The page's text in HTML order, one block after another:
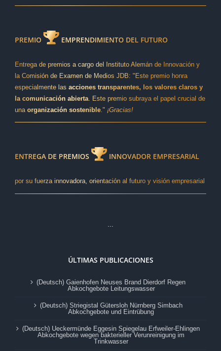
PREMIO EMPRENDIMIENTO DEL FUTURO
Entrega de premios a cargo del Instituto Alemán de Innovación y
la Comisión de Examen de Medios JDB: "Este premio honra
especialmente las acciones transparentes, los valores claros y
la comunicación abierta. Este premio subraya el papel crucial de
una organización sostenible." ¡Gracias!
ENTREGA DE PREMIOS INNOVADOR EMPRESARIAL
por su fuerza innovadora, orientación al futuro y visión empresarial
ÚLTIMAS PUBLICACIONES
(Deutsch) Gaienhofen Neuses Brand Dierdorf Regen
Abkochgebote Leitungswasser
(Deutsch) Striegistal Gütersloh Nürnberg Simbach
Abkochgebote und Eintrübung
(Deutsch) Ueckermünde Eggesin Spiegelau Erfweiler-Ehlingen
Abkochgebote wegen bakterieller Verunreinigung im
Trinkwasser